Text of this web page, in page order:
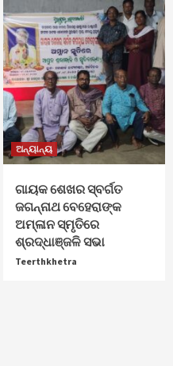
ଅନ୍ୟାନ୍ୟ
ଗାୟକ ଶେଖର ସ୍ବର୍ଗତ
ଜଗନ୍ନାଥ ବେହେରାଙ୍କ
ଅମ୍ଳାନ ସ୍ମୃତିରେ
ଶ୍ରଦ୍ଧାଞ୍ଜଳି ସଭା
Teerthkhetra